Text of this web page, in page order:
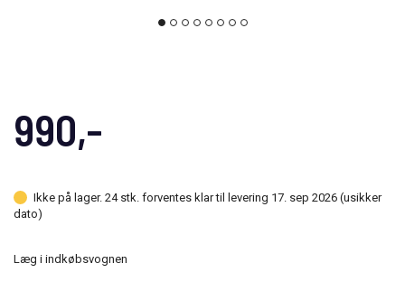
990,-
Ikke på lager. 24 stk. forventes klar til levering 17. sep 2026 (usikker
dato)
Læg i indkøbsvognen